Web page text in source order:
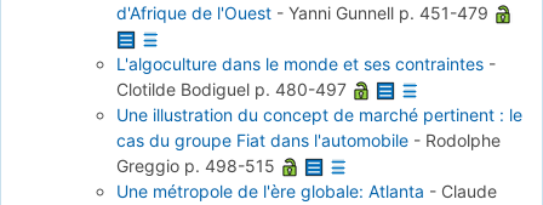
d'Afrique de l'Ouest - Yanni Gunnell p. 451-479
L'algoculture dans le monde et ses contraintes -
Clotilde Bodiguel p. 480-497
Une illustration du concept de marché pertinent : le
cas du groupe Fiat dans l'automobile - Rodolphe
Greggio p. 498-515
Une métropole de l'ère globale: Atlanta - Claude